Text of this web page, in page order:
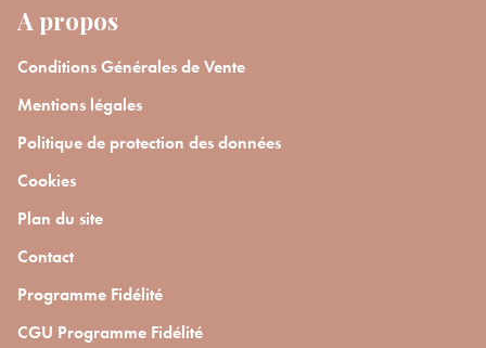
A propos
Conditions Générales de Vente
Mentions légales
Politique de protection des données
Cookies
Plan du site
Contact
Programme Fidélité
CGU Programme Fidélité